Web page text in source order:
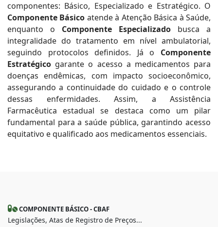
componentes: Básico, Especializado e Estratégico. O
Componente Básico atende à Atenção Básica à Saúde,
enquanto o Componente Especializado busca a
integralidade do tratamento em nível ambulatorial,
seguindo protocolos definidos. Já o Componente
Estratégico garante o acesso a medicamentos para
doenças endêmicas, com impacto socioeconômico,
assegurando a continuidade do cuidado e o controle
dessas enfermidades. Assim, a Assistência
Farmacêutica estadual se destaca como um pilar
fundamental para a saúde pública, garantindo acesso
equitativo e qualificado aos medicamentos essenciais.
COMPONENTE BÁSICO - CBAF
Legislações, Atas de Registro de Preços...